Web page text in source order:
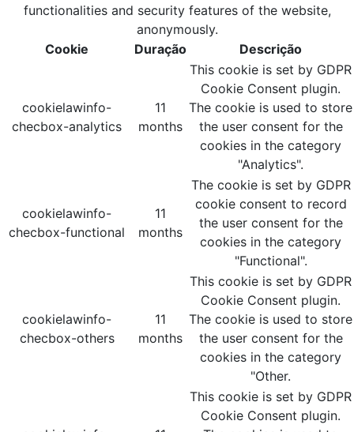
functionalities and security features of the website,
anonymously.
Cookie
Duração Descrição
cookielawinfo-
checbox-analytics
11
months
This cookie is set by GDPR
Cookie Consent plugin.
The cookie is used to store
the user consent for the
cookies in the category
"Analytics".
cookielawinfo-
checbox-functional
11
months
The cookie is set by GDPR
cookie consent to record
the user consent for the
cookies in the category
"Functional".
cookielawinfo-
checbox-others
11
months
This cookie is set by GDPR
Cookie Consent plugin.
The cookie is used to store
the user consent for the
cookies in the category
"Other.
This cookie is set by GDPR
Cookie Consent plugin.